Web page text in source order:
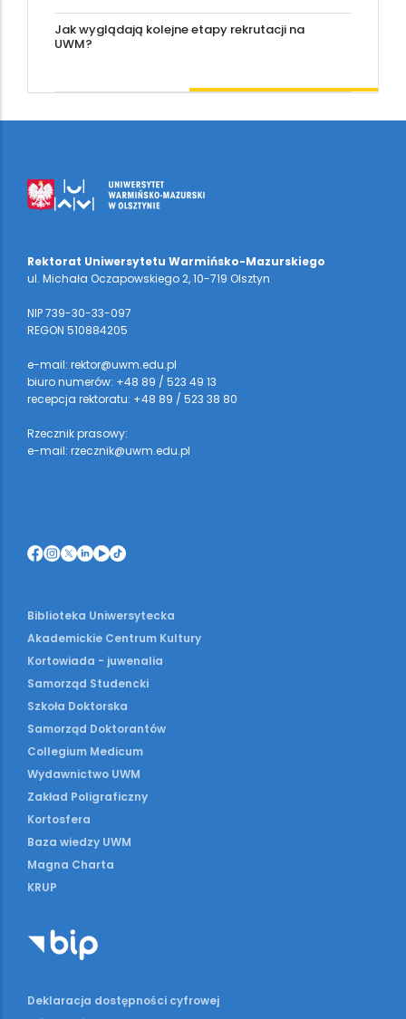
Jak wyglądają kolejne etapy rekrutacji na
UWM?
Rektorat Uniwersytetu Warmińsko-Mazurskiego
ul. Michała Oczapowskiego 2, 10-719 Olsztyn
NIP 739-30-33-097
REGON 510884205
e-mail: rektor@uwm.edu.pl
biuro numerów: +48 89 / 523 49 13
recepcja rektoratu: +48 89 / 523 38 80
Rzecznik prasowy:
e-mail: rzecznik@uwm.edu.pl
Biblioteka Uniwersytecka
Akademickie Centrum Kultury
Kortowiada - juwenalia
Samorząd Studencki
Szkoła Doktorska
Samorząd Doktorantów
Collegium Medicum
Wydawnictwo UWM
Zakład Poligraficzny
Kortosfera
Baza wiedzy UWM
Magna Charta
KRUP
Deklaracja dostępności cyfrowej